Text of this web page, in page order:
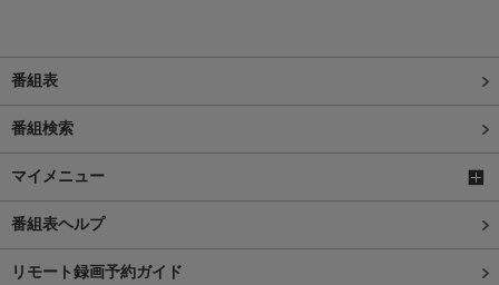
番組表
番組検索
マイメニュー
番組表ヘルプ
リモート録画予約ガイド